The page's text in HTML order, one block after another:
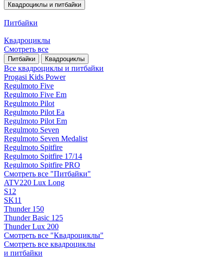
Квадроциклы и питбайки
Питбайки
Квадроциклы
Смотреть все
Питбайки Квадроциклы
Все квадроциклы и питбайки
Progasi Kids Power
Regulmoto Five
Regulmoto Five Em
Regulmoto Pilot
Regulmoto Pilot Ea
Regulmoto Pilot Em
Regulmoto Seven
Regulmoto Seven Medalist
Regulmoto Spitfire
Regulmoto Spitfire 17/14
Regulmoto Spitfire PRO
Смотреть все "Питбайки"
ATV220 Lux Long
S12
SK11
Thunder 150
Thunder Basic 125
Thunder Lux 200
Смотреть все "Квадроциклы"
Смотреть все квадроциклы
и питбайки